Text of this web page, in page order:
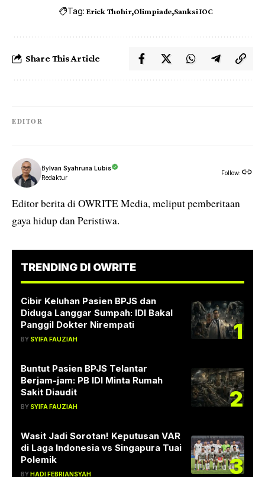
Tag: Erick Thohir Olimpiade Sanksi IOC
Share This Article
EDITOR
ByIvan Syahruna Lubis
Redaktur
Follow:
Editor berita di OWRITE Media, meliput pemberitaan
gaya hidup dan Peristiwa.
TRENDING DI OWRITE
Cibir Keluhan Pasien BPJS dan
Diduga Langgar Sumpah: IDI Bakal
Panggil Dokter Nirempati
BY SYIFA FAUZIAH 1
Buntut Pasien BPJS Telantar
Berjam-jam: PB IDI Minta Rumah
Sakit Diaudit
BY SYIFA FAUZIAH 2
Wasit Jadi Sorotan! Keputusan VAR
di Laga Indonesia vs Singapura Tuai
Polemik
BYHADI FEBRIANSYAH 3